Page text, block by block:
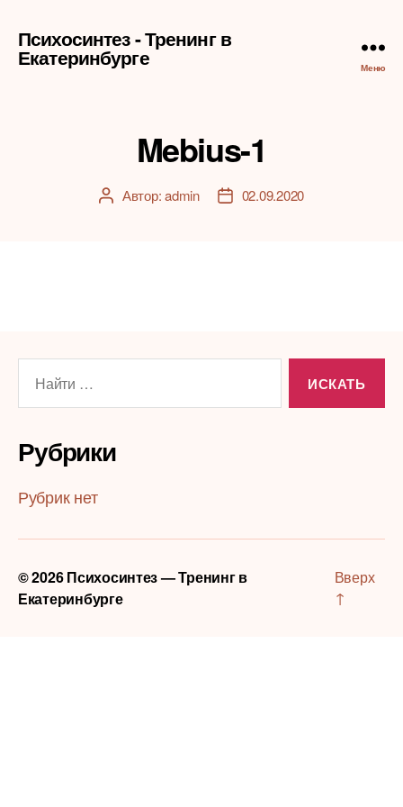
Психосинтез - Тренинг в
Екатеринбурге Меню
Mebius-1
АвторАвтор:admin
Дата02.09.2020
Рубрики
Рубрик нет
© 2026Психосинтез — Тренинг в
Екатеринбурге
Вверх
↑